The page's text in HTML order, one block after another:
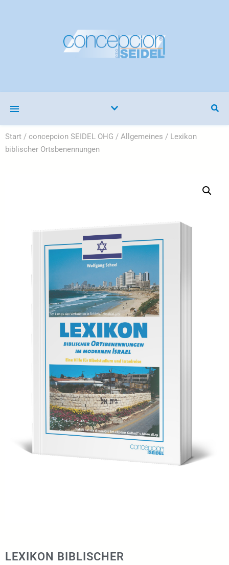
Start / concepcion SEIDEL OHG / Allgemeines / Lexikon
biblischer Ortsbenennungen
LEXIKON BIBLISCHER